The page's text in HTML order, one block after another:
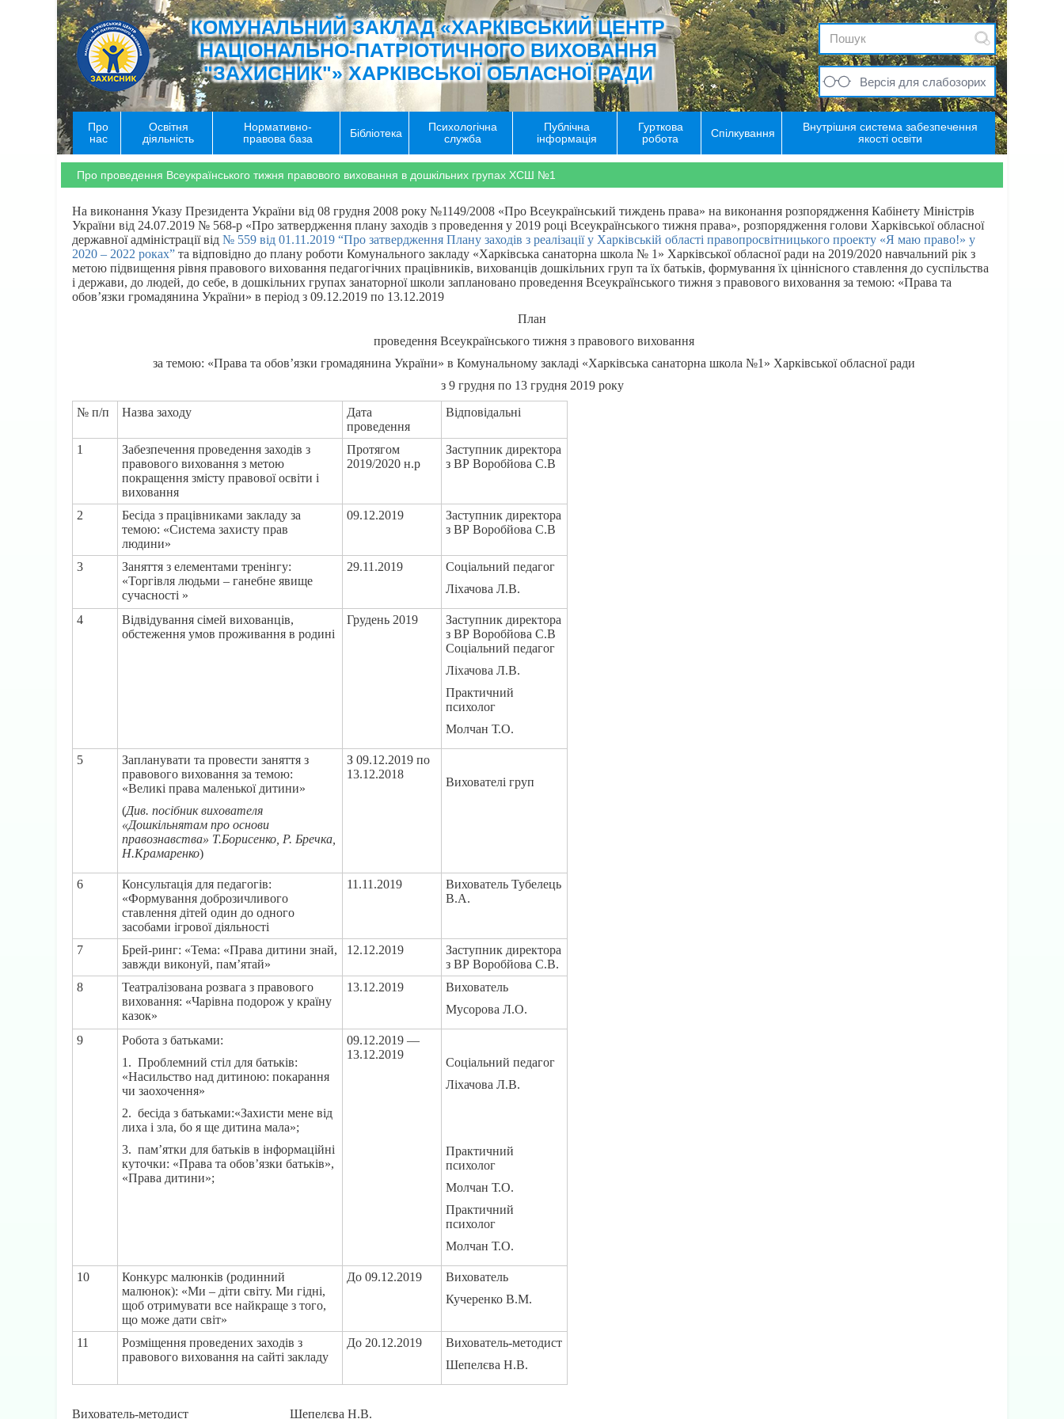
КОМУНАЛЬНИЙ ЗАКЛАД «ХАРКІВСЬКИЙ ЦЕНТР
НАЦІОНАЛЬНО-ПАТРІОТИЧНОГО ВИХОВАННЯ
"ЗАХИСНИК"» ХАРКІВСЬКОЇ ОБЛАСНОЇ РАДИ
Версія для слабозорих
Про
нас
Освітня
діяльність
Нормативно-
правова база
Бібліотека
Психологічна
служба
Публічна
інформація
Гурткова
робота
Спілкування
Внутрішня система забезпечення
якості освіти
Про проведення Всеукраїнського тижня правового виховання в дошкільних групах ХСШ №1
На виконання Указу Президента України від 08 грудня 2008 року №1149/2008 «Про Всеукраїнський тиждень права» на виконання розпорядження Кабінету Міністрів
України від 24.07.2019 № 568-р «Про затвердження плану заходів з проведення у 2019 році Всеукраїнського тижня права», розпорядження голови Харківської обласної
державної адміністрації від № 559 від 01.11.2019 “Про затвердження Плану заходів з реалізації у Харківській області правопросвітницького проекту «Я маю право!» у
2020 – 2022 роках” та відповідно до плану роботи Комунального закладу «Харківська санаторна школа № 1» Харківської обласної ради на 2019/2020 навчальний рік з
метою підвищення рівня правового виховання педагогічних працівників, вихованців дошкільних груп та їх батьків, формування їх ціннісного ставлення до суспільства
і держави, до людей, до себе, в дошкільних групах занаторної школи заплановано проведення Всеукраїнського тижня з правового виховання за темою: «Права та
обов’язки громадянина України» в період з 09.12.2019 по 13.12.2019
План
проведення Всеукраїнського тижня з правового виховання
за темою: «Права та обов’язки громадянина України» в Комунальному закладі «Харківська санаторна школа №1» Харківської обласної ради
з 9 грудня по 13 грудня 2019 року
№ п/п
Назва заходу
Дата
проведення
Відповідальні
1
Забезпечення проведення заходів з
правового виховання з метою
покращення змісту правової освіти і
виховання
Протягом
2019/2020 н.р
Заступник директора
з ВР Воробйова С.В
2
Бесіда з працівниками закладу за
темою: «Система захисту прав
людини»
09.12.2019
Заступник директора
з ВР Воробйова С.В
3
Заняття з елементами тренінгу:
«Торгівля людьми – ганебне явище
сучасності »
29.11.2019
Соціальний педагог
Ліхачова Л.В.
4
Відвідування сімей вихованців,
обстеження умов проживання в родині
Грудень 2019
Заступник директора
з ВР Воробйова С.В
Соціальний педагог
Ліхачова Л.В.
Практичний
психолог
Молчан Т.О.
5
Запланувати та провести заняття з
правового виховання за темою:
«Великі права маленької дитини»
(Див. посібник вихователя
«Дошкільнятам про основи
правознавства» Т.Борисенко, Р. Бречка,
Н.Крамаренко)
З 09.12.2019 по
13.12.2018
Вихователі груп
6
Консультація для педагогів:
«Формування доброзичливого
ставлення дітей один до одного
засобами ігрової діяльності
11.11.2019
Вихователь Тубелець
В.А.
7
Брей-ринг: «Тема: «Права дитини знай,
завжди виконуй, пам’ятай»
12.12.2019
Заступник директора
з ВР Воробйова С.В.
8
Театралізована розвага з правового
виховання: «Чарівна подорож у країну
казок»
13.12.2019
Вихователь
Мусорова Л.О.
9
Робота з батьками:
1. Проблемний стіл для батьків:
«Насильство над дитиною: покарання
чи заохочення»
2. бесіда з батьками:«Захисти мене від
лиха і зла, бо я ще дитина мала»;
3. пам’ятки для батьків в інформаційні
куточки: «Права та обов’язки батьків»,
«Права дитини»;
09.12.2019 —
13.12.2019
Соціальний педагог
Ліхачова Л.В.
Практичний
психолог
Молчан Т.О.
Практичний
психолог
Молчан Т.О.
10
Конкурс малюнків (родинний
малюнок): «Ми – діти світу. Ми гідні,
щоб отримувати все найкраще з того,
що може дати світ»
До 09.12.2019
Вихователь
Кучеренко В.М.
11
Розміщення проведених заходів з
правового виховання на сайті закладу
До 20.12.2019
Вихователь-методист
Шепелєва Н.В.
Вихователь-методист Шепелєва Н.В.